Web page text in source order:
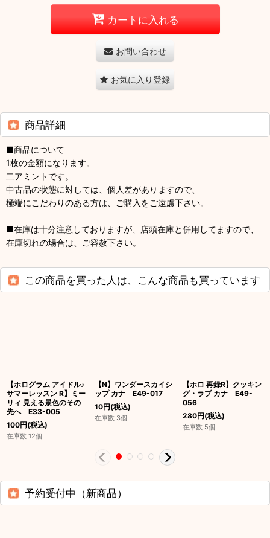
カートに入れる
お問い合わせ
お気に入り登録
商品詳細
■商品について
1枚の金額になります。
二アミントです。
中古品の状態に対しては、個人差がありますので、
極端にこだわりのある方は、ご購入をご遠慮下さい。
■在庫は十分注意しておりますが、店頭在庫と併用してますので、
在庫切れの場合は、ご容赦下さい。
この商品を買った人は、こんな商品も買っています
【ホログラム アイドル♪
サマーレッスン R】ミー
リィ 見える景色のその
先へ E33-005
100円(税込)
在庫数 12個
【N】ワンダースカイシ
ップ カナ E49-017
10円(税込)
在庫数 3個
【ホロ 再録R】クッキン
グ・ラブ カナ E49-
056
280円(税込)
在庫数 5個
予約受付中（新商品）